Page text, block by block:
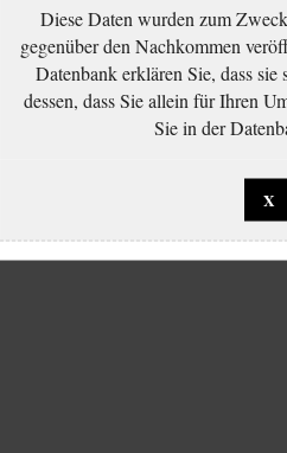
Diese Daten wurden zum
gegenüber den Nachkommen
Datenbank erklären Sie, dass sie
dessen, dass Sie allein für Ihren
Sie in der
X